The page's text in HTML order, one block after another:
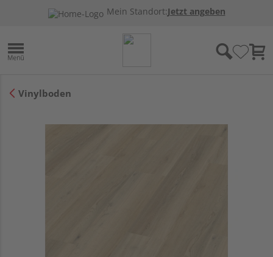
Mein Standort:Jetzt angeben
Vinylboden